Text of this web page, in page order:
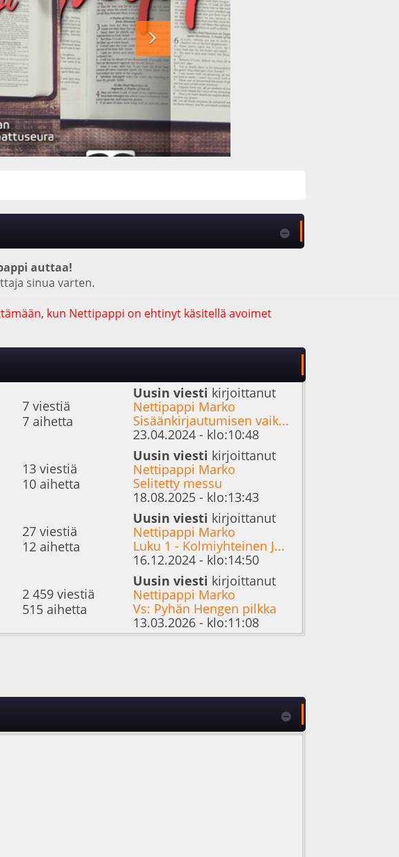
auttaa!
sinua varten.
kun Nettipappi on ehtinyt käsitellä avoimet
7 viestiä
7 aihetta
Uusin viesti kirjoittanut
Nettipappi Marko
Sisäänkirjautumisen vaik...
23.04.2024 - klo:10:48
13 viestiä
10 aihetta
Uusin viesti kirjoittanut
Nettipappi Marko
Selitetty messu
18.08.2025 - klo:13:43
27 viestiä
12 aihetta
Uusin viesti kirjoittanut
Nettipappi Marko
Luku 1 - Kolmiyhteinen J...
16.12.2024 - klo:14:50
2 459 viestiä
515 aihetta
Uusin viesti kirjoittanut
Nettipappi Marko
Vs: Pyhän Hengen pilkka
13.03.2026 - klo:11:08